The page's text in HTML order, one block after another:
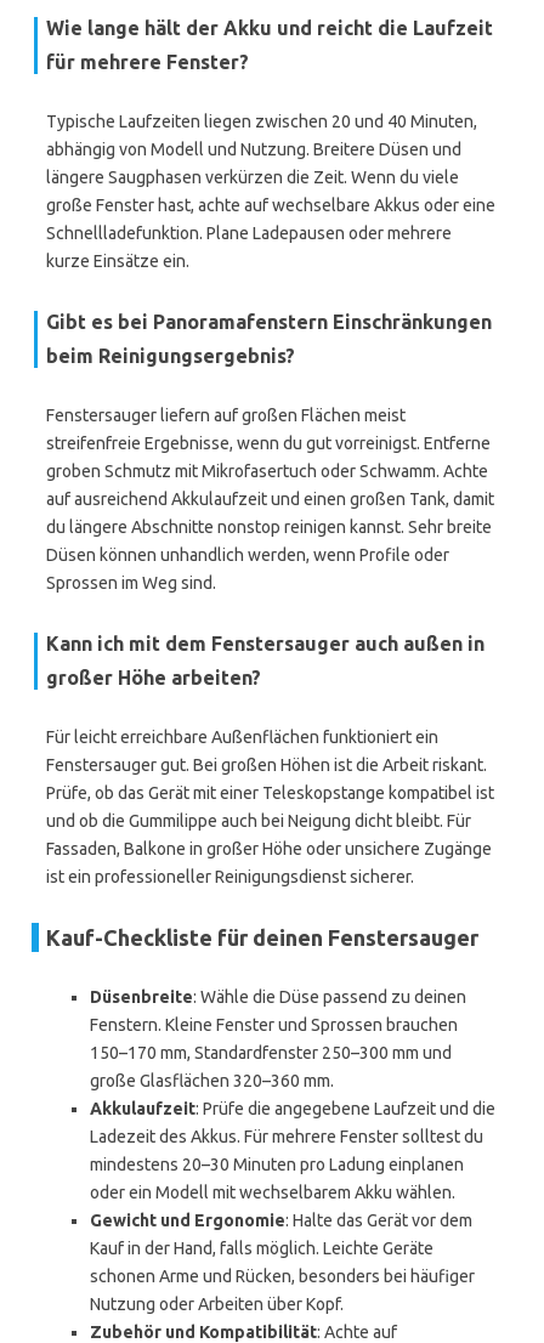
Wie lange hält der Akku und reicht die Laufzeit
für mehrere Fenster?
Typische Laufzeiten liegen zwischen 20 und 40 Minuten,
abhängig von Modell und Nutzung. Breitere Düsen und
längere Saugphasen verkürzen die Zeit. Wenn du viele
große Fenster hast, achte auf wechselbare Akkus oder eine
Schnellladefunktion. Plane Ladepausen oder mehrere
kurze Einsätze ein.
Gibt es bei Panoramafenstern Einschränkungen
beim Reinigungsergebnis?
Fenstersauger liefern auf großen Flächen meist
streifenfreie Ergebnisse, wenn du gut vorreinigst. Entferne
groben Schmutz mit Mikrofasertuch oder Schwamm. Achte
auf ausreichend Akkulaufzeit und einen großen Tank, damit
du längere Abschnitte nonstop reinigen kannst. Sehr breite
Düsen können unhandlich werden, wenn Profile oder
Sprossen im Weg sind.
Kann ich mit dem Fenstersauger auch außen in
großer Höhe arbeiten?
Für leicht erreichbare Außenflächen funktioniert ein
Fenstersauger gut. Bei großen Höhen ist die Arbeit riskant.
Prüfe, ob das Gerät mit einer Teleskopstange kompatibel ist
und ob die Gummilippe auch bei Neigung dicht bleibt. Für
Fassaden, Balkone in großer Höhe oder unsichere Zugänge
ist ein professioneller Reinigungsdienst sicherer.
Kauf-Checkliste für deinen Fenstersauger
Düsenbreite: Wähle die Düse passend zu deinen
Fenstern. Kleine Fenster und Sprossen brauchen
150–170 mm, Standardfenster 250–300 mm und
große Glasflächen 320–360 mm.
Akkulaufzeit: Prüfe die angegebene Laufzeit und die
Ladezeit des Akkus. Für mehrere Fenster solltest du
mindestens 20–30 Minuten pro Ladung einplanen
oder ein Modell mit wechselbarem Akku wählen.
Gewicht und Ergonomie: Halte das Gerät vor dem
Kauf in der Hand, falls möglich. Leichte Geräte
schonen Arme und Rücken, besonders bei häufiger
Nutzung oder Arbeiten über Kopf.
Zubehör und Kompatibilität: Achte auf